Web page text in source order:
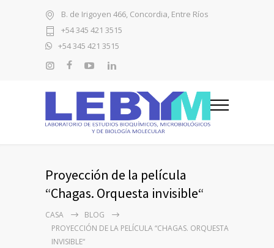
B. de Irigoyen 466, Concordia, Entre Ríos
+54 345 421 3515
+54 345 421 3515
Proyección de la película
“Chagas. Orquesta invisible“
CASA
BLOG
PROYECCIÓN DE LA PELÍCULA “CHAGAS. ORQUESTA
INVISIBLE“